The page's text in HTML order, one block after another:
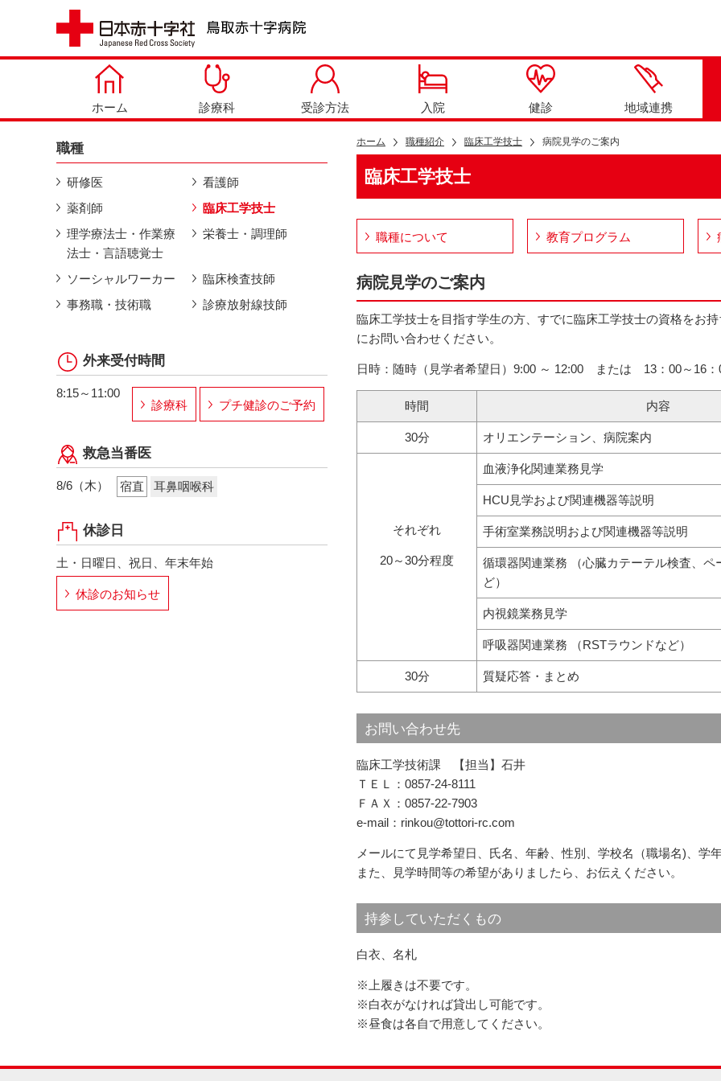
ホーム 診療科 受診方法 入院 健診 地域連携
ホーム 職種紹介 臨床工学技士 病院見学のご案内
臨床工学技士
職種について 教育プログラム
病院見学のご案内
臨床工学技士を目指す学生の方、すでに臨床工学技士の資格をお
にお問い合わせください。
日時：随時（見学者希望日）9:00 ～ 12:00 または 13：00～16：
時間 内容
30分 オリエンテーション、病院案内
それぞれ
20～30分程度
血液浄化関連業務見学
HCU見学および関連機器等説明
手術室業務説明および関連機器等説明
循環器関連業務 （心臓カテーテル検査、ペ
ど）
内視鏡業務見学
呼吸器関連業務 （RSTラウンドなど）
30分 質疑応答・まとめ
お問い合わせ先
臨床工学技術課 【担当】石井
ＴＥＬ：0857-24-8111
ＦＡＸ：0857-22-7903
e-mail：rinkou@tottori-rc.com
メールにて見学希望日、氏名、年齢、性別、学校名（職場名)、学
また、見学時間等の希望がありましたら、お伝えください。
持参していただくもの
白衣、名札
※上履きは不要です。
※白衣がなければ貸出し可能です。
※昼食は各自で用意してください。
職種
研修医
看護師
薬剤師
臨床工学技士
理学療法士・作業療
法士・言語聴覚士
栄養士・調理師
ソーシャルワーカー
臨床検査技師
事務職・技術職
診療放射線技師
外来受付時間
8:15～11:00
診療科
プチ健診のご予約
救急当番医
8/6（木） 宿直 耳鼻咽喉科
休診日
土・日曜日、祝日、年末年始
休診のお知らせ